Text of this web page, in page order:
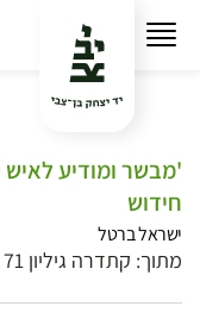
'מבשר ומודיע לאיש
חידוש
ישראל ברטל
מתוך: קתדרה גיליון 71